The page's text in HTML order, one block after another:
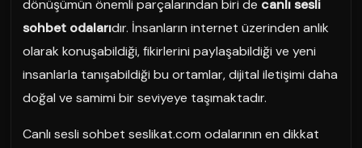
dönüşümün önemli parçalarından biri de canlı sesli
sohbet odalarıdır. İnsanların internet üzerinden anlık
olarak konuşabildiği, fikirlerini paylaşabildiği ve yeni
insanlarla tanışabildiği bu ortamlar, dijital iletişimi daha
doğal ve samimi bir seviyeye taşımaktadır.
Canlı sesli sohbet seslikat.com odalarının en dikkat